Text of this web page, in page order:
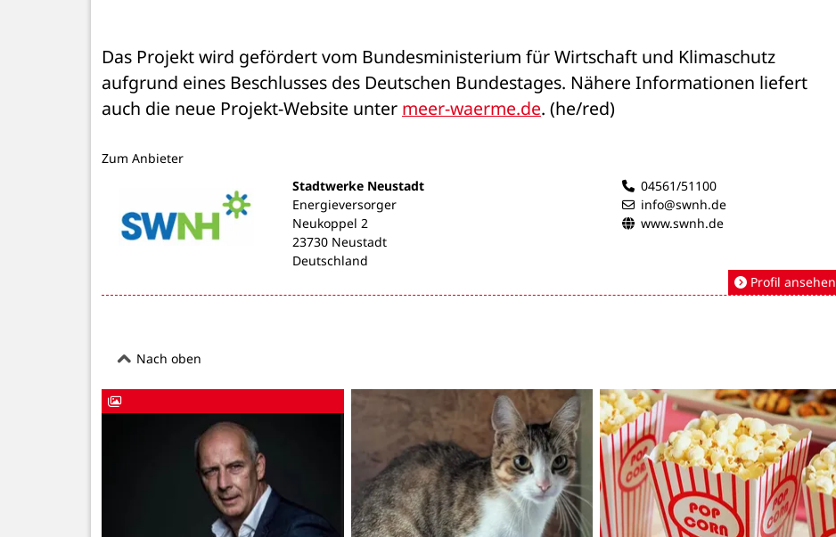
Das Projekt wird gefördert vom Bundesministerium für Wirtschaft und Klimaschutz
aufgrund eines Beschlusses des Deutschen Bundestages. Nähere Informationen liefert
auch die neue Projekt-Website unter meer-waerme.de. (he/red)
Zum Anbieter
Stadtwerke Neustadt
Energieversorger
Neukoppel 2
23730 Neustadt
Deutschland
04561/51100
info@swnh.de
www.swnh.de
Profil ansehen
Nach oben